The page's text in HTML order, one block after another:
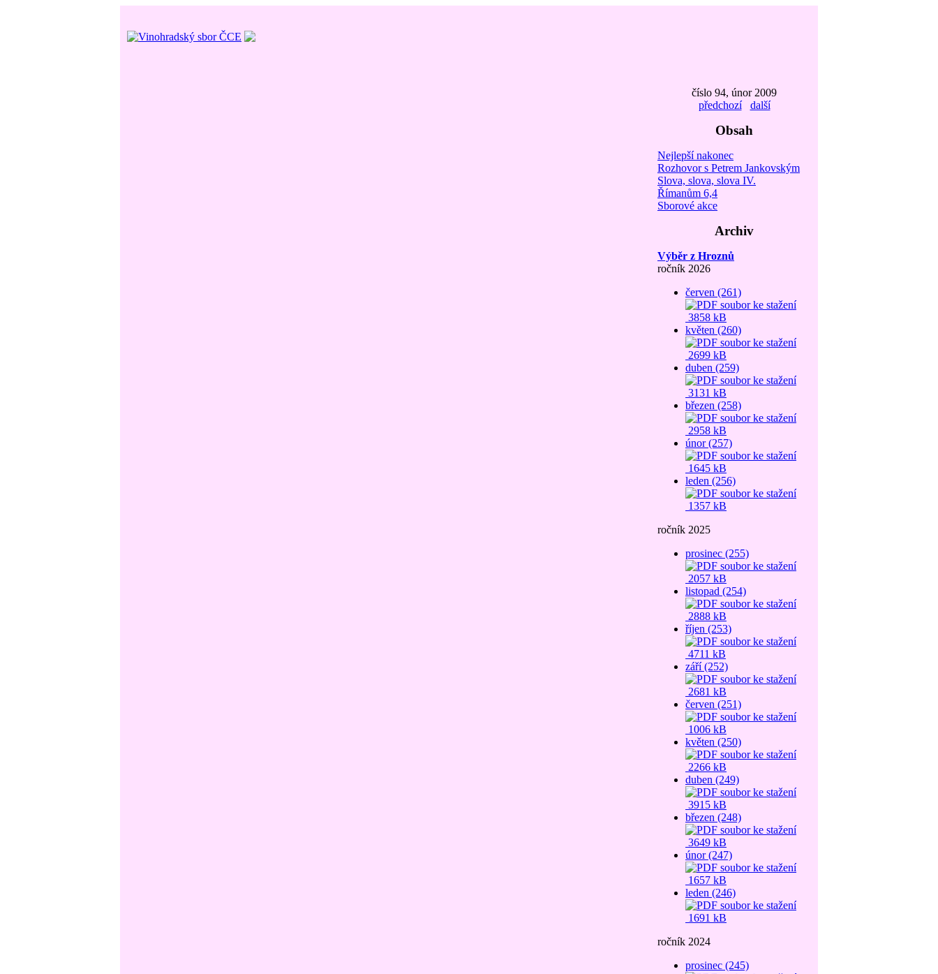
číslo 94, únor 2009
předchozí
další
Obsah
Nejlepší nakonec
Rozhovor s Petrem Jankovským
Slova, slova, slova IV.
Římanům 6,4
Sborové akce
Archiv
Výběr z Hroznů
ročník 2026
červen (261)
3858 kB
květen (260)
2699 kB
duben (259)
3131 kB
březen (258)
2958 kB
únor (257)
1645 kB
leden (256)
1357 kB
ročník 2025
prosinec (255)
2057 kB
listopad (254)
2888 kB
říjen (253)
4711 kB
září (252)
2681 kB
červen (251)
1006 kB
květen (250)
2266 kB
duben (249)
3915 kB
březen (248)
3649 kB
únor (247)
1657 kB
leden (246)
1691 kB
ročník 2024
prosinec (245)